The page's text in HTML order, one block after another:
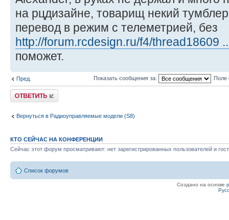
на рцдизайне, товарищ некий
перевод в режим с телеметрией, без
http://forum.rcdesign.ru/f4/thread18609
поможет.
Пред. Показать сообщения за: Поле
Ответить
Вернуться в Радиоуправляемые модели (S8)
КТО СЕЙЧАС НА КОНФЕРЕНЦИИ
Сейчас этот форум просматривают: нет зарегистрированных пользователей и
Список форумов
Создано на основе